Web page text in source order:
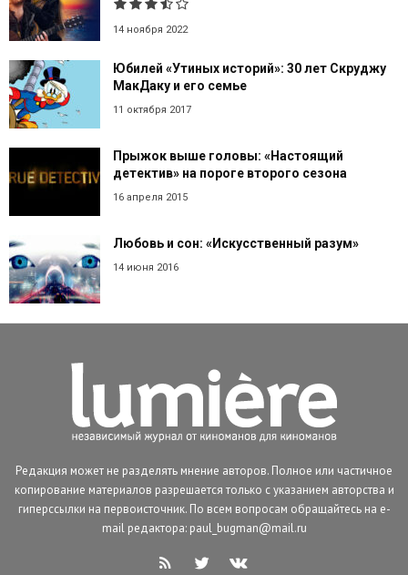
14 ноября 2022
Юбилей «Утиных историй»: 30 лет Скруджу
МакДаку и его семье
11 октября 2017
Прыжок выше головы: «Настоящий
детектив» на пороге второго сезона
16 апреля 2015
Любовь и сон: «Искусственный разум»
14 июня 2016
Редакция может не разделять мнение авторов. Полное или частичное
копирование материалов разрешается только с указанием авторства и
гиперссылки на первоисточник. По всем вопросам обращайтесь на e-
mail редактора: paul_bugman@mail.ru